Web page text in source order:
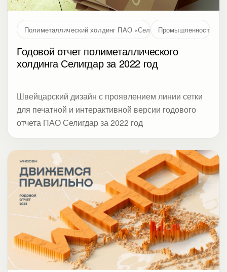
Полиметаллический холдинг ПАО «Селигдар»Промышленность
Годовой отчет полиметаллического
холдинга Селигдар за 2022 год
Швейцарский дизайн с проявлением линии сетки
для печатной и интерактивной версии годового
отчета ПАО Селигдар за 2022 год